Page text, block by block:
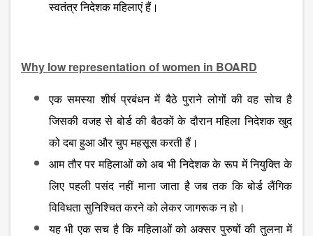
स्वतंत्र निदेशक महिलाएं हैं।
Why low representation of women in BOARD
एक समस्या शीर्ष प्रबंधन में बैठे पुराने लोगों की वह सोच है
जिसकी वजह से बोर्ड की बैठकों के दौरान महिला निदेशक खुद
को दबा हुआ और चुप महसूस करती हैं।
आम तौर पर महिलाओं को अब भी निदेशक के रूप में नियुक्ति के
लिए पहली पसंद नहीं माना जाता है जब तक कि बोर्ड लैंगिक
विविधता सुनिश्चित करने को लेकर जागरूक न हो।
यह भी एक सच है कि महिलाओं को अक्सर पुरुषों की तुलना में